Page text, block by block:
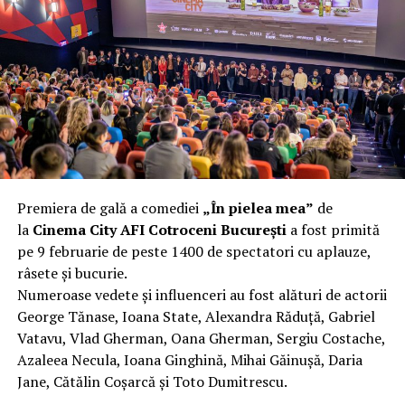
40 km/h. Nu s-a prăbușit, dar s-a deformat atât de tare
încât nu a mai putut fi pliat. Proprietarul l-a aruncat la
fier vechi a doua zi. Asta ca să fie clar de la început: nu
vorbim despre preferințe estetice, ci despre
funcționalitate reală.
Aluminiul, pe scurt: ușor,
rezistent la coroziune, dar cu
nuanțe
Aluminiul e materialul care apare primul în conversație
când cineva caută un pavilion ușor. Și pe bună dreptate.
Densitatea aluminiului e de aproximativ 2,7 g/cm³, față
de circa 7,8 g/cm³ pentru oțel. Practic, la un volum
identic, aluminiul cântărește cam o treime din greutatea
oțelului. Pentru oricine transportă, montează și
demontează frecvent o structură, diferența asta se
Premiera de gală a comediei „În pielea mea” de
la Cinema City AFI Cotroceni Bucureștia fost primită
pe 9 februarie de peste 1400 de spectatori cu aplauze,
râsete și bucurie.
Numeroase vedete și influenceri au fost alături de actorii
George Tănase, Ioana State, Alexandra Răduță, Gabriel
Vatavu, Vlad Gherman, Oana Gherman, Sergiu Costache,
Azaleea Necula, Ioana Ginghină, Mihai Găinușă, Daria
Jane, Cătălin Coșarcă și Toto Dumitrescu.